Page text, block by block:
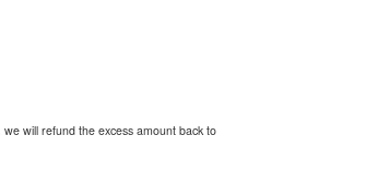
will refund the excess amount back to